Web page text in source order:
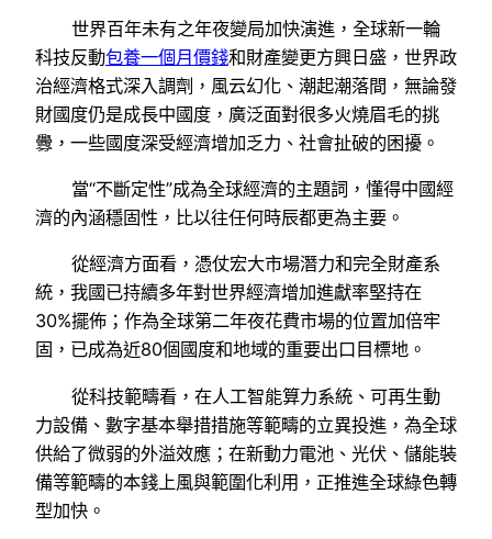
世界百年未有之年夜變局加快演進，全球新一輪
科技反動包養一個月價錢和財產變更方興日盛，世界政
治經濟格式深入調劑，風云幻化、潮起潮落間，無論發
財國度仍是成長中國度，廣泛面對很多火燒眉毛的挑
釁，一些國度深受經濟增加乏力、社會扯破的困擾。
當“不斷定性”成為全球經濟的主題詞，懂得中國經
濟的內涵穩固性，比以往任何時辰都更為主要。
從經濟方面看，憑仗宏大市場潛力和完全財產系
統，我國已持續多年對世界經濟增加進獻率堅持在
30%擺佈；作為全球第二年夜花費市場的位置加倍牢
固，已成為近80個國度和地域的重要出口目標地。
從科技範疇看，在人工智能算力系統、可再生動
力設備、數字基本舉措措施等範疇的立異投進，為全球
供給了微弱的外溢效應；在新動力電池、光伏、儲能裝
備等範疇的本錢上風與範圍化利用，正推進全球綠色轉
型加快。